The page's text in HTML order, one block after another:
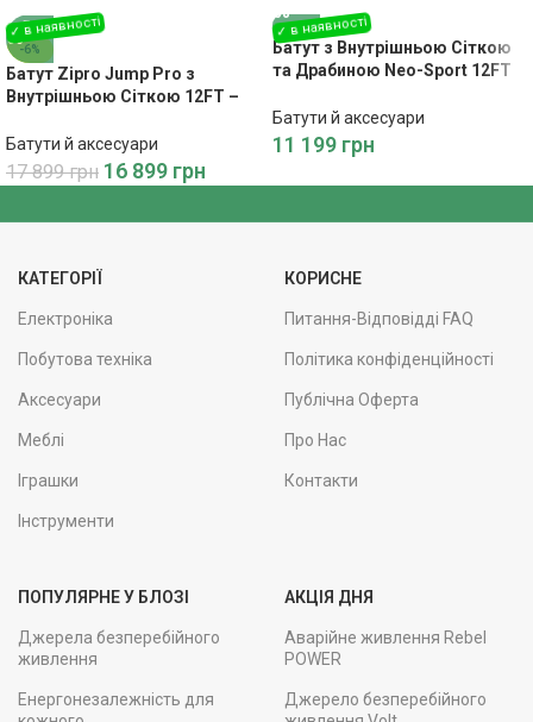
-6%
Батут Zipro Jump Pro з
Внутрішньою Сіткою 12FT –
Дітей
Батути й аксесуари
17 899грн 16 899 грн
Батут з Внутрішньою Сіткою
та Драбиною Neo-Sport 12FT
Всієї Родини
Батути й аксесуари
11 199 грн
КАТЕГОРІЇ
Електроніка
Побутова техніка
Аксесуари
Меблі
Іграшки
Інструменти
КОРИСНЕ
Питання-Відповідді FAQ
Політика конфіденційності
Публічна Оферта
Про Нас
Контакти
ПОПУЛЯРНЕ У БЛОЗІ
Джерела безперебійного
живлення
Енергонезалежність для
АКЦІЯ ДНЯ
Аварійне живлення Rebel
POWER
Джерело безперебійного